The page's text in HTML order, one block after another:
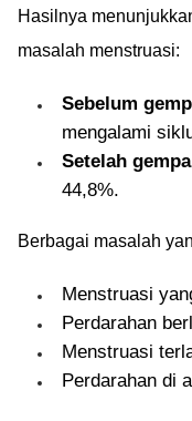
Hasilnya
masalah menstruasi:
Sebelum
mengalami
Setelah gempa
44,8%.
Berbagai masalah
Menstruasi
Perdarahan
Menstruasi
Perdarahan di